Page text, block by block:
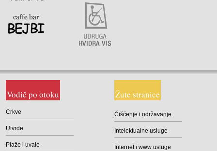
Vodič po otoku
Crkve
Utvrde
Plaže i uvale
Žute stranice
Čišćenje i održavanje
Intelektualne usluge
Internet i www usluge